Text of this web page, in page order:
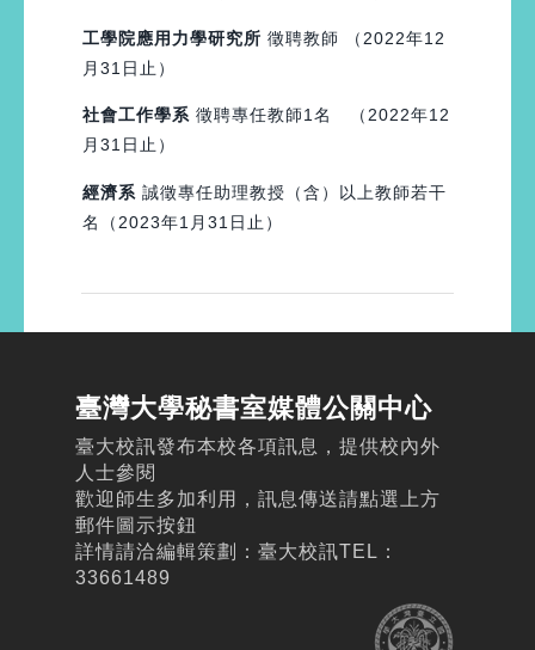
工學院應用力學研究所 徵聘教師 （2022年12
月31日止）
社會工作學系 徵聘專任教師1名 （2022年12
月31日止）
經濟系 誠徵專任助理教授（含）以上教師若干
名（2023年1月31日止）
臺灣大學秘書室媒體公關中心
臺大校訊發布本校各項訊息，提供校內外
人士參閱
歡迎師生多加利用，訊息傳送請點選上方
郵件圖示按鈕
詳情請洽編輯策劃：臺大校訊TEL：
33661489